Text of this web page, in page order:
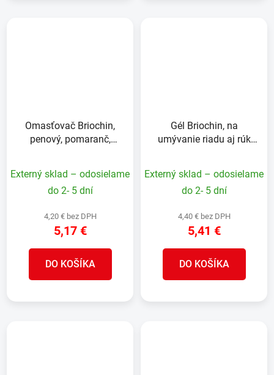
Omasťovač Briochin,
penový, pomaranč,
Externý sklad – odosielame
do 2- 5 dní
4,20 € bez DPH
5,17 €
DO KOŠÍKA
Gél Briochin, na
umývanie riadu aj rúk
Externý sklad – odosielame
do 2- 5 dní
4,40 € bez DPH
5,41 €
DO KOŠÍKA